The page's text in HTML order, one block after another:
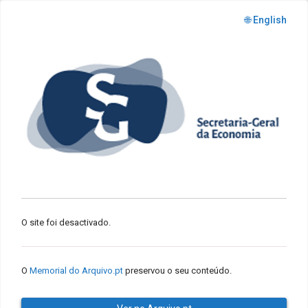
🌐 English
O site foi desactivado.
O Memorial do Arquivo.pt preservou o seu conteúdo.